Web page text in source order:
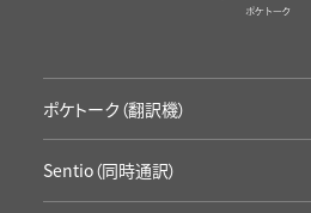
ポケトーク（翻訳機）
Sentio（同時通訳）